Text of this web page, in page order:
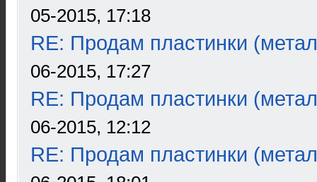
05-2015, 17:18
RE: Продам пластинки
06-2015, 17:27
RE: Продам пластинки
06-2015, 12:12
RE: Продам пластинки